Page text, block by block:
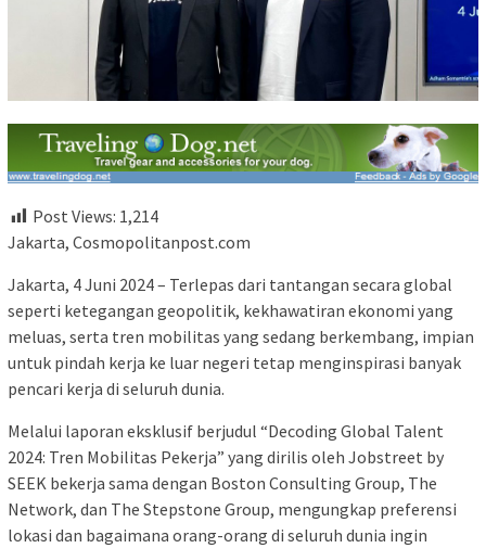
Post Views: 1,214
Jakarta, Cosmopolitanpost.com
Jakarta, 4 Juni 2024 – Terlepas dari tantangan secara global
seperti ketegangan geopolitik, kekhawatiran ekonomi yang
meluas, serta tren mobilitas yang sedang berkembang, impian
untuk pindah kerja ke luar negeri tetap menginspirasi banyak
pencari kerja di seluruh dunia.
Melalui laporan eksklusif berjudul “Decoding Global Talent
2024: Tren Mobilitas Pekerja” yang dirilis oleh Jobstreet by
SEEK bekerja sama dengan Boston Consulting Group, The
Network, dan The Stepstone Group, mengungkap preferensi
lokasi dan bagaimana orang-orang di seluruh dunia ingin